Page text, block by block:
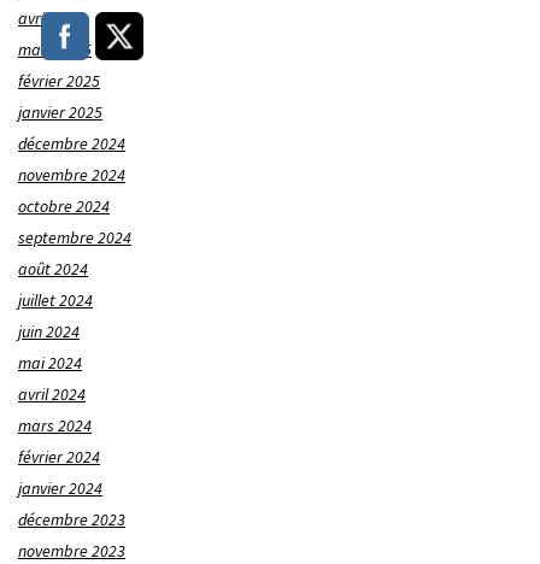
avril 2025
mars 2025
février 2025
janvier 2025
décembre 2024
novembre 2024
octobre 2024
septembre 2024
août 2024
juillet 2024
juin 2024
mai 2024
avril 2024
mars 2024
février 2024
janvier 2024
décembre 2023
novembre 2023